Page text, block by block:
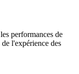
performances de
l'expérience des